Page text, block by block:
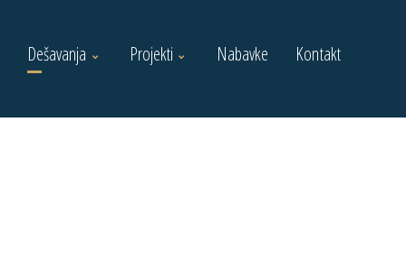
Dešavanja Projekti Nabavke Kontakt